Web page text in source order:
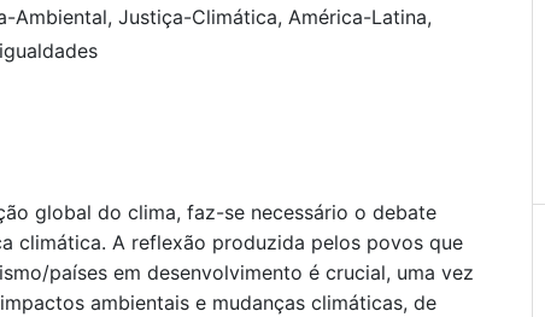
Ambiental, Justiça-Climática, América-Latina,
global do clima, faz-se necessário o debate
climática. A reflexão produzida pelos povos que
países em desenvolvimento é crucial, uma vez
ambientais e mudanças climáticas, de